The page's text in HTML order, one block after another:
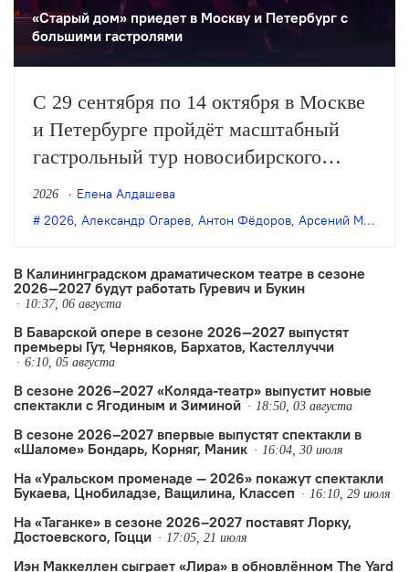
«Старый дом» приедет в Москву и Петербург с
большими гастролями
С 29 сентября по 14 октября в Москве
и Петербурге пройдёт масштабный
гастрольный тур новосибирского
«Старого дома». Театр представит пять
спектаклей последних лет: в обеих
Золотовицкого и Арсения Мещерякова,
а в Москве также можно будет
увидеть…
2026
Елена Алдашева
2026, Александр Огарев, Антон Фёдоров, Арсений Мещеряков
В Калининградском драматическом театре в сезоне
2026—2027 будут работать Гуревич и Букин
10:37, 06 августа
В Баварской опере в сезоне 2026—2027 выпустят
премьеры Гут, Черняков, Бархатов, Кастеллуччи
6:10, 05 августа
В сезоне 2026–2027 «Коляда-театр» выпустит новые
спектакли с Ягодиным и Зиминой
18:50, 03 августа
В сезоне 2026–2027 впервые выпустят спектакли в
«Шаломе» Бондарь, Корняг, Маник
16:04, 30 июля
На «Уральском променаде — 2026» покажут спектакли
Букаева, Цнобиладзе, Ващилина, Классеп
16:10, 29 июля
На «Таганке» в сезоне 2026–2027 поставят Лорку,
Достоевского, Гоцци
17:05, 21 июля
Иэн Маккеллен сыграет «Лира» в обновлённом The Yard